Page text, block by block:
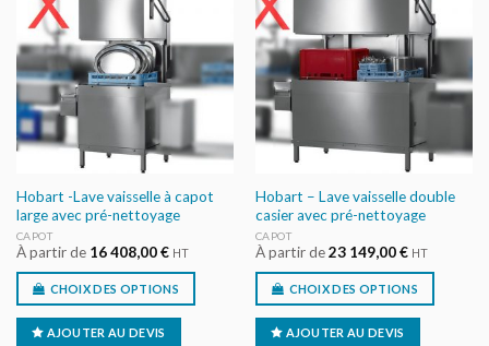
AJOUTER
AU DEVIS
Hobart -Lave vaisselle à capot
large avec pré-nettoyage
CAPOT
À partir de 16 408,00€ HT
CHOIX DES OPTIONS
AJOUTER AU DEVIS
AJOUTER
AU DEVIS
Hobart – Lave vaisselle double
casier avec pré-nettoyage
CAPOT
À partir de23 149,00€ HT
CHOIX DES OPTIONS
AJOUTER AU DEVIS